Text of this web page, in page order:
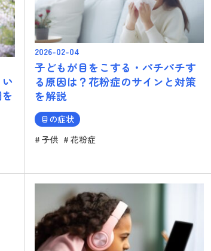
2026-02-04
子どもが目をこする・パチパチす
る原因は？花粉症のサインと対策
を解説
目の症状
子供
花粉症